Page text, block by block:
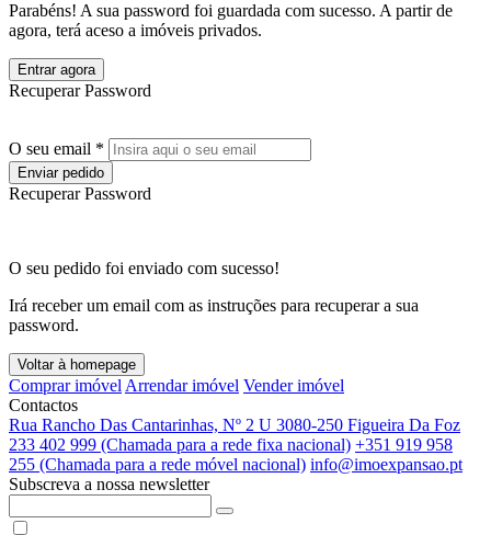
Parabéns! A sua password foi guardada com sucesso. A partir de
agora, terá aceso a imóveis privados.
Entrar agora
Recuperar Password
O seu email *
Enviar pedido
Recuperar Password
O seu pedido foi enviado com sucesso!
Irá receber um email com as instruções para recuperar a sua
password.
Voltar à homepage
Comprar imóvel Arrendar imóvel Vender imóvel
Contactos
Rua Rancho Das Cantarinhas, Nº 2 U 3080-250 Figueira Da Foz
233 402 999 (Chamada para a rede fixa nacional) +351 919 958
255 (Chamada para a rede móvel nacional) info@imoexpansao.pt
Subscreva a nossa newsletter